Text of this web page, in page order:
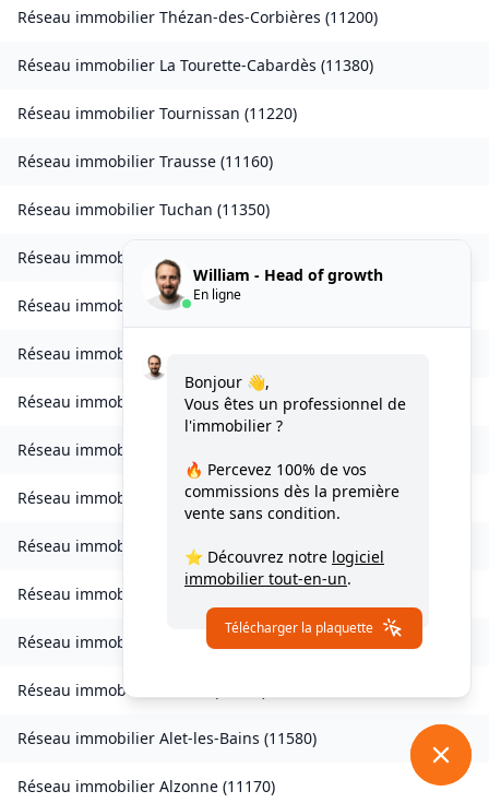
Réseau immobilier Thézan-des-Corbières (11200)
Réseau immobilier La Tourette-Cabardès (11380)
Réseau immobilier Tournissan (11220)
Réseau immobilier Trausse (11160)
Réseau immobilier Tuchan (11350)
Réseau immobilierValmigère
Réseau immobilier Ventenac-en-Minervois
Réseau immobilierVerdun-en-Lauragais
Réseau immobilier Vignevieille(11330)
Réseau immobilier
Réseau immobilier Villanière(11600 )
Réseau immobilier Villardebelle
Réseau immobilier
Réseau immobilier Villefloure 11570
Réseau immobilier
Réseau immobilier Alet-les-Bains (11580)
Réseau immobilier Alzonne (11170)
William - Head of growth
En ligne
Bonjour 👋,
Vous êtes un professionnel de
l'immobilier ?
🔥 Percevez 100% de vos
commissions dès la première
vente sans condition.
⭐ Découvrez notre logiciel
immobilier tout-en-un.
Télécharger la plaquette